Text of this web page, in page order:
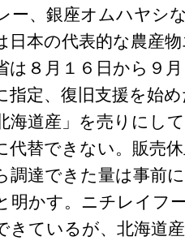
ー、銀座オムハヤシ
日本の代表的な農産
は８月１６日から９
指定、復旧支援を始
海道産」を売りにし
代替できない。販売
調達できた量は事前
明かす。ニチレイフ
きているが、北海道